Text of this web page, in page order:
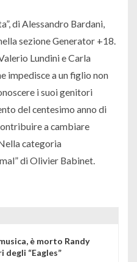
di Alessandro Bardani,
sezione Generator +18.
Lundini e Carla
impedisce a un figlio non
i suoi genitori
del centesimo anno di
a cambiare
categoria
di Olivier Babinet.
è morto Randy
“Eagles”